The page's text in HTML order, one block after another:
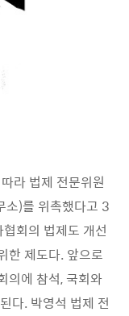
라 법제 전문위원
소)를 위촉했다고 3
회의 법제도 개선
한 제도다. 앞으로
의에 참석,국회와
다. 박영석 법제 전